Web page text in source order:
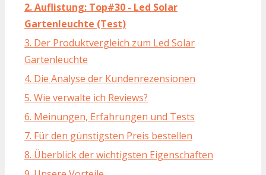
2. Auflistung: Top#30 - Led Solar
Gartenleuchte (Test)
3. Der Produktvergleich zum Led Solar
Gartenleuchte
4. Die Analyse der Kundenrezensionen
5. Wie verwalte ich Reviews?
6. Meinungen, Erfahrungen und Tests
7. Für den günstigsten Preis bestellen
8. Überblick der wichtigsten Eigenschaften